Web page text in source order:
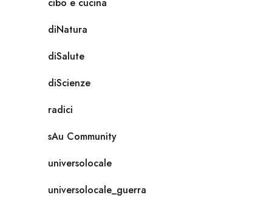
cibo e cucina
diNatura
diSalute
diScienze
radici
sAu Community
universolocale
universolocale_guerra